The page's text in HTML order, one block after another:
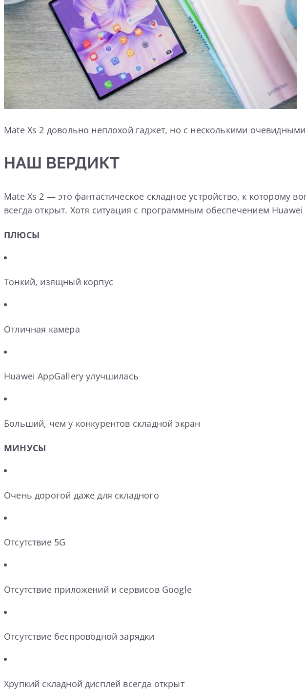
Mate Xs 2 довольно неплохой гаджет, но с несколькими
НАШ ВЕРДИКТ
Mate Xs 2 — это фантастическое складное устройство, к которому
всегда открыт. Хотя ситуация с программным обеспечением
ПЛЮСЫ
Тонкий, изящный корпус
Отличная камера
Huawei AppGallery улучшилась
Больший, чем у конкурентов складной экран
МИНУСЫ
Очень дорогой даже для складного
Отсутствие 5G
Отсутствие приложений и сервисов Google
Отсутствие беспроводной зарядки
Хрупкий складной дисплей всегда открыт